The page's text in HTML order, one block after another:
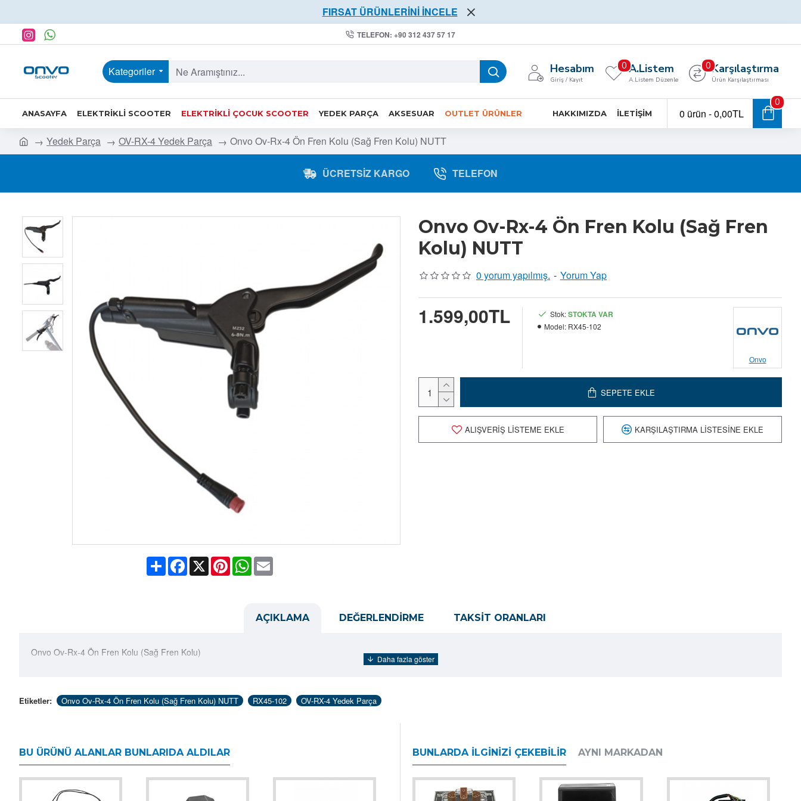
FIRSAT ÜRÜNLERİNİ İNCELE
TELEFON: +90 312 437 57 17
Kategoriler Hesabım
Giriş / Kayıt
A.Listem
A.Listem Düzenle
0 Karşılaştırma
Ürün Karşılaştırması
0
ANASAYFA ELEKTRIKLI SCOOTER ELEKTRIKLI ÇOCUK SCOOTER YEDEK PARÇA AKSESUAR OUTLET ÜRÜNLER HAKKIMIZDA İLETIŞIM 0 ürün - 0,00TL
0
Yedek Parça OV-RX-4 Yedek Parça Onvo Ov-Rx-4 Ön Fren Kolu (Sağ Fren Kolu) NUTT
ÜCRETSIZ KARGO TELEFON
ShareFacebook
X PinterestWhatsApp
Email
Onvo Ov-Rx-4 Ön Fren Kolu (Sağ Fren
Kolu) NUTT
0 yorum yapılmış. - Yorum Yap
1.599,00TL Stok:STOKTA VAR
Model: RX45-102
Onvo
SEPETE EKLE
ALIŞVERIŞ LISTEME EKLE KARŞILAŞTIRMA LISTESINE EKLE
AÇIKLAMA DEĞERLENDIRME TAKSIT ORANLARI
Onvo Ov-Rx-4 Ön Fren Kolu (Sağ Fren Kolu)
Etiketler: Onvo Ov-Rx-4 Ön Fren Kolu (Sağ Fren Kolu) NUTT RX45-102 OV-RX-4 Yedek Parça
BU ÜRÜNÜ ALANLAR BUNLARIDA ALDILAR BUNLARDA İLGINIZI ÇEKEBILIR AYNI MARKADAN